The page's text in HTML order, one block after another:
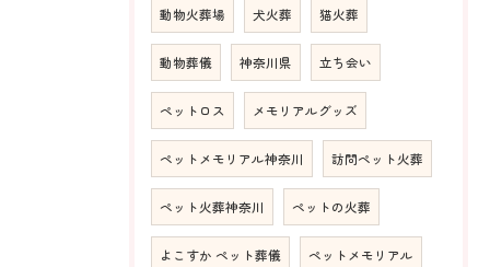
動物火葬場 犬火葬 猫火葬
動物葬儀 神奈川県 立ち会い
ペットロス メモリアルグッズ
ペットメモリアル神奈川 訪問ペット火葬
ペット火葬神奈川 ペットの火葬
よこすか ペット葬儀 ペットメモリアル